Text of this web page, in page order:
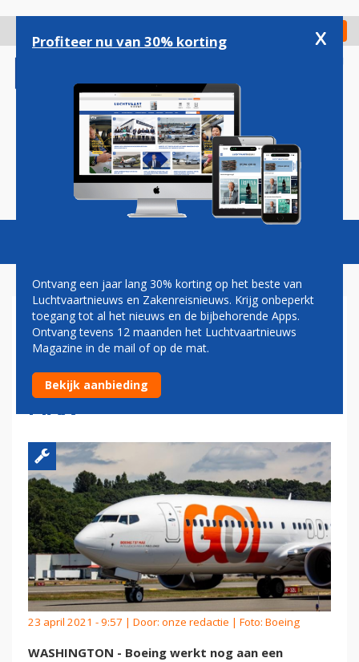
gaan
Check in
Magazine Podcasts Vacatures
BOEING WERKT NOG AAN
OPLOSSING
ELEKTRONICAPROBLEEM 737
MAX
23 april 2021 - 9:57 | Door: onze redactie | Foto: Boeing
WASHINGTON - Boeing werkt nog aan een
Profiteer nu van 30% korting x
Ontvang een jaar lang 30% korting op het beste van
Luchtvaartnieuws en Zakenreisnieuws. Krijg onbeperkt
toegang tot al het nieuws en de bijbehorende Apps.
Ontvang tevens 12 maanden het Luchtvaartnieuws
Magazine in de mail of op de mat.
Bekijk aanbieding